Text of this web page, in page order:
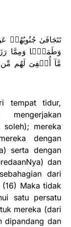
تَتَجَافَىٰ
مَّآ أُخۡفِىَ لَهُم
tempat tidur,
soleh); mereka
dengan
serta dengan
dan
dari
Maka tidak
satu persatu
mereka (dari
dipandang dan